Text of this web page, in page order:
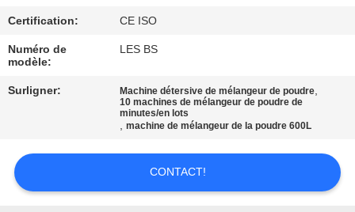
CONTRÔLE
DE
QUALITÉ
CONTACTEZ-
NOUS
NOUVELLES
Certification: CE ISO
Numéro de
modèle:
LES BS
Surligner: Machine détersive de mélangeur de poudre,
10 machines de mélangeur de poudre de
minutes/en lots
,machine de mélangeur de la poudre 600L
CONTACT!